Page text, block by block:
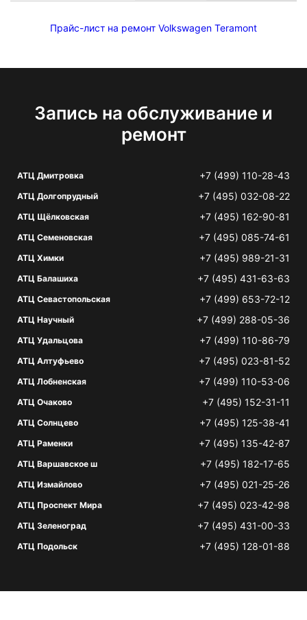
Прайс-лист на ремонт Volkswagen Teramont
Запись на обслуживание и
ремонт
АТЦ Дмитровка +7 (499) 110-28-43
АТЦ Долгопрудный +7 (495) 032-08-22
АТЦ Щёлковская +7 (495) 162-90-81
АТЦ Семеновская +7 (495) 085-74-61
АТЦ Химки +7 (495) 989-21-31
АТЦ Балашиха +7 (495) 431-63-63
АТЦ Севастопольская +7 (499) 653-72-12
АТЦ Научный +7 (499) 288-05-36
АТЦ Удальцова +7 (499) 110-86-79
АТЦ Алтуфьево +7 (495) 023-81-52
АТЦ Лобненская +7 (499) 110-53-06
АТЦ Очаково +7 (495) 152-31-11
АТЦ Солнцево +7 (495) 125-38-41
АТЦ Раменки +7 (495) 135-42-87
АТЦ Варшавское ш +7 (495) 182-17-65
АТЦ Измайлово +7 (495) 021-25-26
АТЦ Проспект Мира +7 (495) 023-42-98
АТЦ Зеленоград +7 (495) 431-00-33
АТЦ Подольск +7 (495) 128-01-88